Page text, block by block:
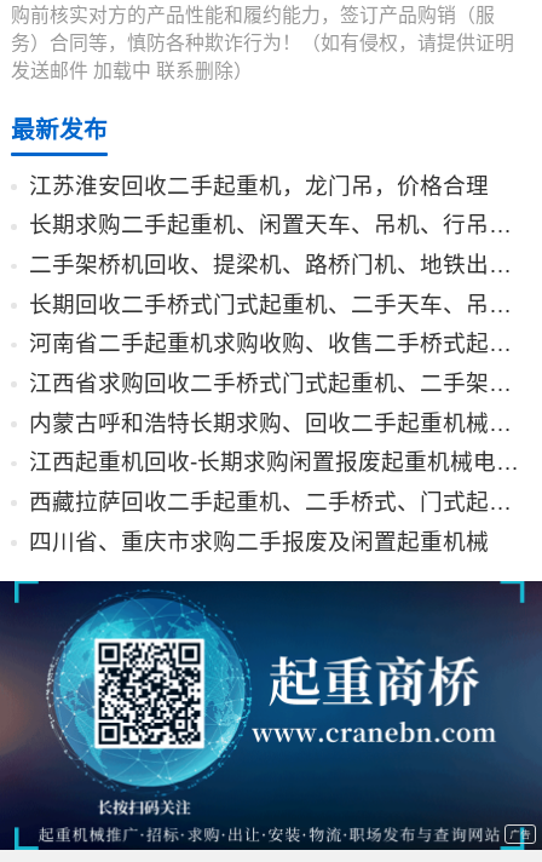
购前核实对方的产品性能和履约能力，签订产品购销（服
务）合同等，慎防各种欺诈行为！（如有侵权，请提供证明
发送邮件 加载中 联系删除）
最新发布
江苏淮安回收二手起重机，龙门吊，价格合理
长期求购二手起重机、闲置天车、吊机、行吊、龙门吊回收、二手回收
二手架桥机回收、提梁机、路桥门机、地铁出渣机、龙门吊旧机收购回收
长期回收二手桥式门式起重机、二手天车、吊机、龙门吊旧机收购、拆卸
河南省二手起重机求购收购、收售二手桥式起重机、门式起重机、龙门吊
江西省求购回收二手桥式门式起重机、二手架桥机、提梁机、龙门吊
内蒙古呼和浩特长期求购、回收二手起重机械、回收桥门式起重机
江西起重机回收-长期求购闲置报废起重机械电动葫芦等产品
西藏拉萨回收二手起重机、二手桥式、门式起重机回收
四川省、重庆市求购二手报废及闲置起重机械